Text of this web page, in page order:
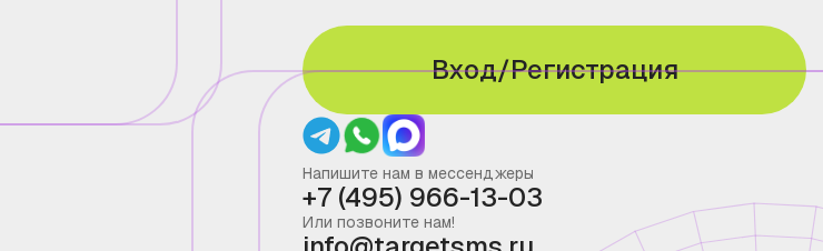
Вход/Регистрация
Напишите нам в мессенджеры
+7 (495) 966-13-03
Или позвоните нам!